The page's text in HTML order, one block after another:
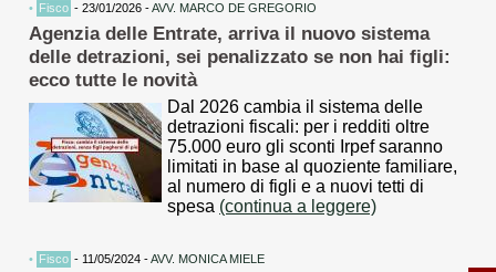
• Fisco - 23/01/2026 -AVV. MARCO DE GREGORIO
Agenzia delle Entrate, arriva il nuovo sistema
delle detrazioni, sei penalizzato se non hai figli:
ecco tutte le novità
Dal 2026 cambia il sistema delle
detrazioni fiscali: per i redditi oltre
75.000 euro gli sconti Irpef saranno
limitati in base al quoziente familiare,
al numero di figli e a nuovi tetti di
spesa (continua a leggere)
• Fisco - 11/05/2024 -AVV. MONICA MIELE